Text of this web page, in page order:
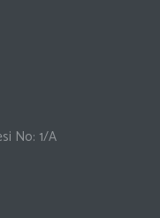
No: 1/A